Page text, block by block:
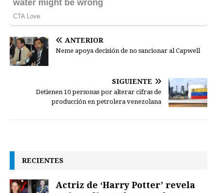
ANTERIOR
Neme apoya decisión de no sancionar al Capwell
SIGUIENTE
Detienen 10 personas por alterar cifras de
producción en petrolera venezolana
RECIENTES
Actriz de ‘Harry Potter’ revela